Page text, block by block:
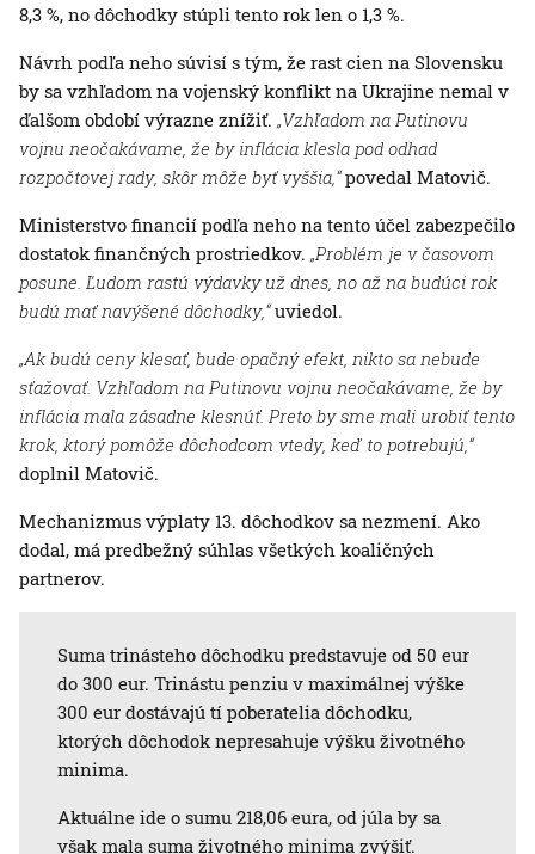
8,3 %, no dôchodky stúpli tento rok len o 1,3 %.
Návrh podľa neho súvisí s tým, že rast cien na Slovensku
by sa vzhľadom na vojenský konflikt na Ukrajine nemal v
ďalšom období výrazne znížiť. „Vzhľadom na Putinovu
vojnu neočakávame, že by inflácia klesla pod odhad
rozpočtovej rady, skôr môže byť vyššia,“povedal Matovič.
Ministerstvo financií podľa neho na tento účel zabezpečilo
dostatok finančných prostriedkov. „Problém je v časovom
posune. Ľudom rastú výdavky už dnes, no až na budúci rok
budú mať navýšené dôchodky,“uviedol.
„Ak budú ceny klesať, bude opačný efekt, nikto sa nebude
sťažovať. Vzhľadom na Putinovu vojnu neočakávame, že by
inflácia mala zásadne klesnúť. Preto by sme mali urobiť tento
krok, ktorý pomôže dôchodcom vtedy, keď to potrebujú,“
doplnil Matovič.
Mechanizmus výplaty 13. dôchodkov sa nezmení. Ako
dodal, má predbežný súhlas všetkých koaličných
partnerov.
Suma trinásteho dôchodku predstavuje od 50 eur
do 300 eur. Trinástu penziu v maximálnej výške
300 eur dostávajú tí poberatelia dôchodku,
ktorých dôchodok nepresahuje výšku životného
minima.
Aktuálne ide o sumu 218,06 eura, od júla by sa
však mala suma životného minima zvýšiť.